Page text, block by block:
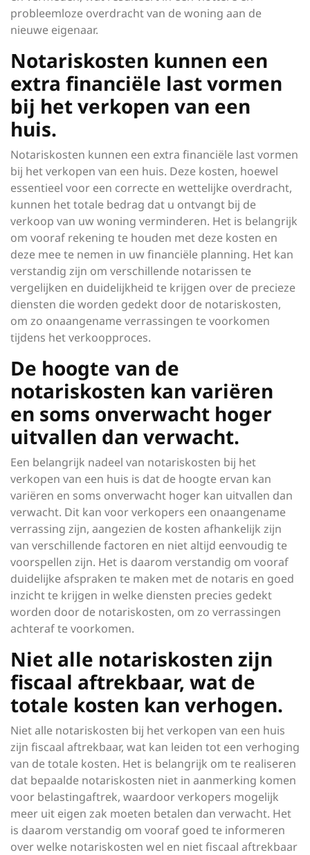
probleemloze overdracht van de woning aan de
nieuwe eigenaar.
Notariskosten kunnen een
extra financiële last vormen
bij het verkopen van een
huis.
Notariskosten kunnen een extra financiële last vormen
bij het verkopen van een huis. Deze kosten, hoewel
essentieel voor een correcte en wettelijke overdracht,
kunnen het totale bedrag dat u ontvangt bij de
verkoop van uw woning verminderen. Het is belangrijk
om vooraf rekening te houden met deze kosten en
deze mee te nemen in uw financiële planning. Het kan
verstandig zijn om verschillende notarissen te
vergelijken en duidelijkheid te krijgen over de precieze
diensten die worden gedekt door de notariskosten,
om zo onaangename verrassingen te voorkomen
tijdens het verkoopproces.
De hoogte van de
notariskosten kan variëren
en soms onverwacht hoger
uitvallen dan verwacht.
Een belangrijk nadeel van notariskosten bij het
verkopen van een huis is dat de hoogte ervan kan
variëren en soms onverwacht hoger kan uitvallen dan
verwacht. Dit kan voor verkopers een onaangename
verrassing zijn, aangezien de kosten afhankelijk zijn
van verschillende factoren en niet altijd eenvoudig te
voorspellen zijn. Het is daarom verstandig om vooraf
duidelijke afspraken te maken met de notaris en goed
inzicht te krijgen in welke diensten precies gedekt
worden door de notariskosten, om zo verrassingen
achteraf te voorkomen.
Niet alle notariskosten zijn
fiscaal aftrekbaar, wat de
totale kosten kan verhogen.
Niet alle notariskosten bij het verkopen van een huis
zijn fiscaal aftrekbaar, wat kan leiden tot een verhoging
van de totale kosten. Het is belangrijk om te realiseren
dat bepaalde notariskosten niet in aanmerking komen
voor belastingaftrek, waardoor verkopers mogelijk
meer uit eigen zak moeten betalen dan verwacht. Het
is daarom verstandig om vooraf goed te informeren
over welke notariskosten wel en niet fiscaal aftrekbaar